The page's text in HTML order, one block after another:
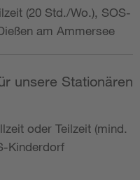
(20 Std./Wo.), SOS-
am Ammersee
unsere Stationären
oder Teilzeit (mind.
Kinderdorf